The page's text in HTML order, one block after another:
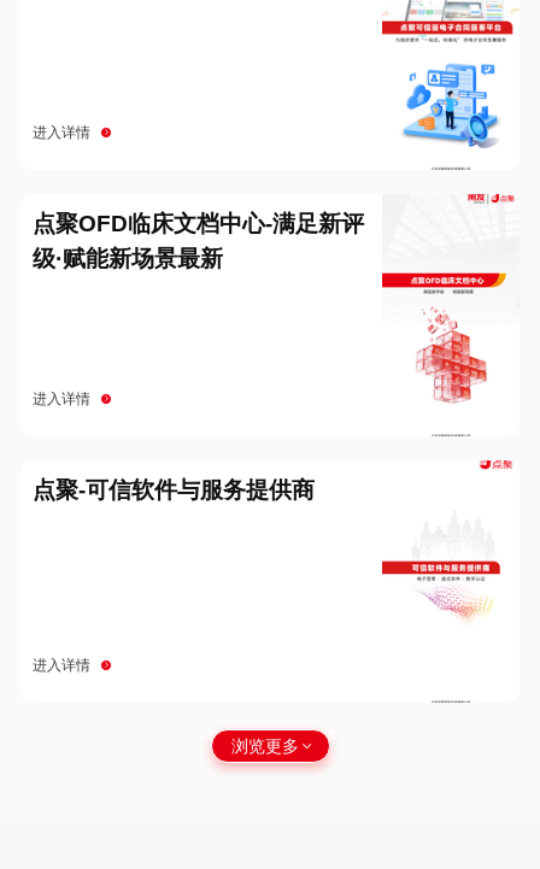
进入详情
点聚OFD临床文档中心-满足新评
级·赋能新场景最新
进入详情
点聚-可信软件与服务提供商
进入详情
浏览更多